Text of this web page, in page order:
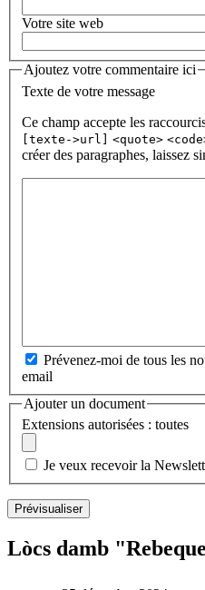
Votre site web
Ajoutez votre commentaire ici
Texte de votre message
Ce champ accepte les
[texte->url] <quote>
créer des paragraphes, laissez
Prévenez-moi de tous les
email
Ajouter un document
Extensions autorisées : toutes
Je veux recevoir la
Lòcs damb